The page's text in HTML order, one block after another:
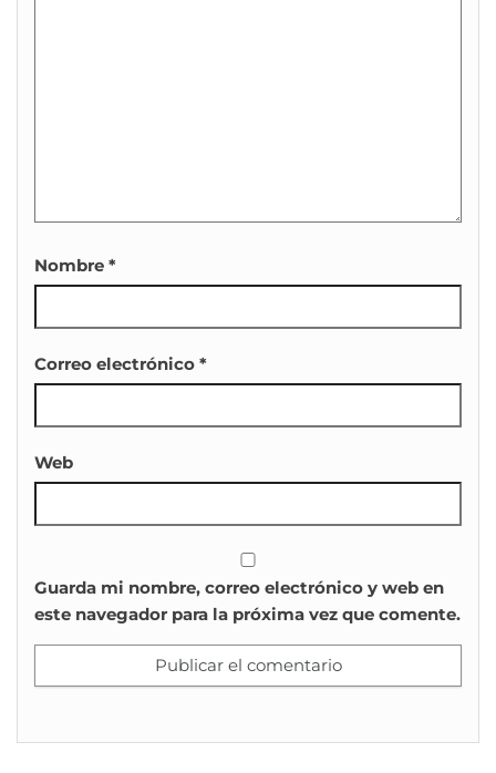
Nombre *
Correo electrónico *
Web
Guarda mi nombre, correo electrónico y web en
este navegador para la próxima vez que comente.